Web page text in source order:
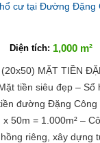
cư tại Đường Đặng
Diện tích: 1,000 m²
MẶT TIỀN
tiền siêu đẹp – Sổ
đường Đặng
50m = 1.000m² –
riêng, xây dựng